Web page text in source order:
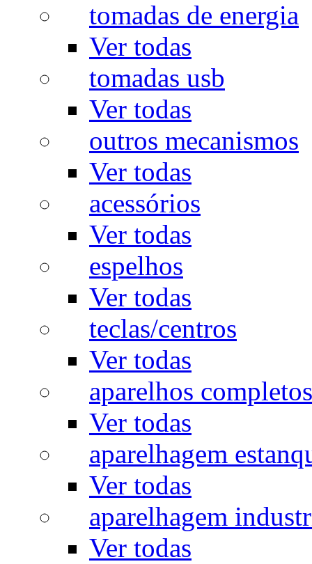
tomadas de energia
Ver todas
tomadas usb
Ver todas
outros mecanismos
Ver todas
acessórios
Ver todas
espelhos
Ver todas
teclas/centros
Ver todas
aparelhos completos
Ver todas
aparelhagem
Ver todas
aparelhagem
Ver todas